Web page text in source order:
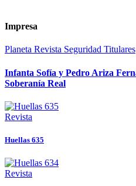
Impresa
Planeta Revista Seguridad Titulares
Infanta Sofía y Pedro Ariza
Soberanía Real
Revista
Huellas 635
Revista